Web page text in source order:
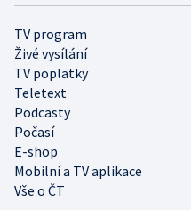
TV program
Živé vysílání
TV poplatky
Teletext
Podcasty
Počasí
E-shop
Mobilní a TV aplikace
Vše o ČT